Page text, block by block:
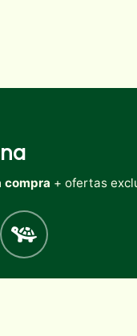
compra + ofertas
Tortugas